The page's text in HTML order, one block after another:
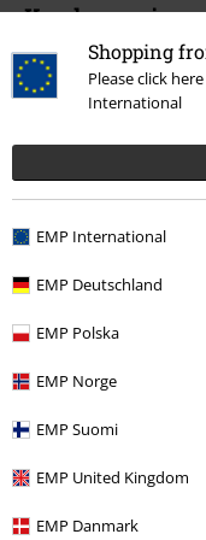
Shopping
Please click
International
EMP International
EMP Deutschland
EMP Polska
EMP Norge
EMP Suomi
EMP United Kingdom
EMP Danmark
Kundenservice
FAQ / Hilfe
Rückgaberichtlinien
Angebote für dich
Magazin
Gewinnspiele